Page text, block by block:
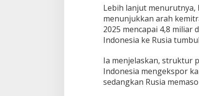
n
g
u
n
I
d
u
s
t
Lebih lanjut menurutnya,
menunjukkan arah
2025 mencapai 4,8 miliar
Indonesia ke Rusia
Ia menjelaskan, struktur
Indonesia mengekspor
sedangkan Rusia